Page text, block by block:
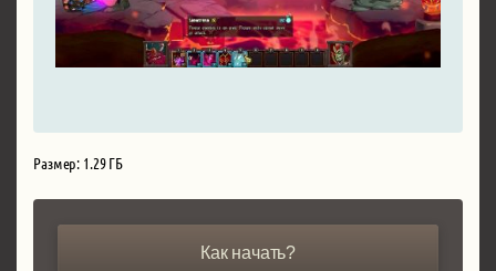
Размер: 1.29 ГБ
Как начать?